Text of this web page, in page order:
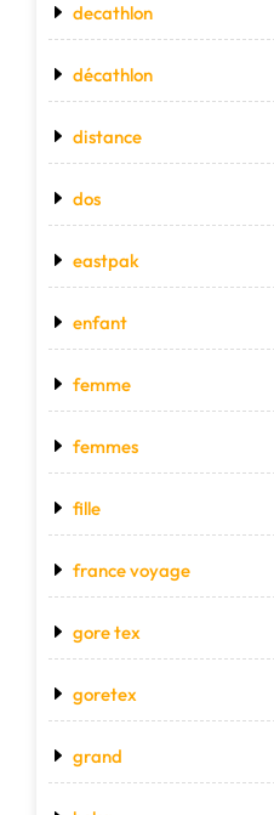
decathlon
décathlon
distance
dos
eastpak
enfant
femme
femmes
fille
france voyage
gore tex
goretex
grand